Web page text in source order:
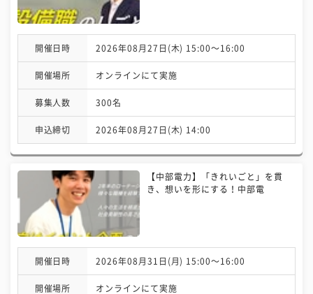
開催日時 2026年08月27日(木) 15:00〜16:00
開催場所 オンラインにて実施
募集人数 300名
申込締切 2026年08月27日(木) 14:00
【中部電力】「きれいごと」を貫
き、想いを形にする！中部電
開催日時 2026年08月31日(月) 15:00〜16:00
開催場所 オンラインにて実施